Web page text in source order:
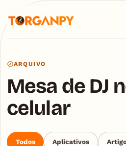
ARQUIVO
Mesa de DJ
celular
Todos Aplicativos